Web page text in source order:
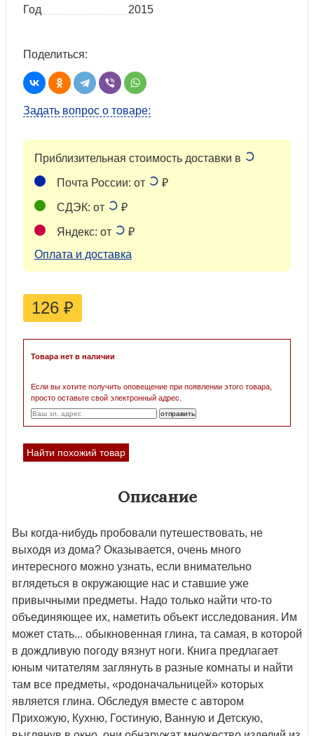
Год
2015
Поделиться:
Задать вопрос о товаре:
Приблизительная стоимость доставки в
Почта России: от ₽
СДЭК: от ₽
Яндекс: от
₽
Оплата и доставка
126 ₽
Товара нет в наличии
Если вы хотите получить оповещение при появлении этого товара,
просто оставьте свой электронный адрес.
Найти похожий товар
Описание
Вы когда-нибудь пробовали путешествовать, не
выходя из дома? Оказывается, очень много
интересного можно узнать, если внимательно
вглядеться в окружающие нас и ставшие уже
привычными предметы. Надо только найти что-то
объединяющее их, наметить объект исследования. Им
может стать... обыкновенная глина, та самая, в которой
в дождливую погоду вязнут ноги. Книга предлагает
юным читателям заглянуть в разные комнаты и найти
там все предметы, «родоначальницей» которых
является глина. Обследуя вместе с автором
Прихожую, Кухню, Гостиную, Ванную и Детскую,